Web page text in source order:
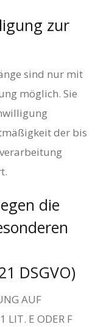
zur
sind nur mit
möglich. Sie
der bis
die
DSGVO)
AUF
LIT. E ODER F